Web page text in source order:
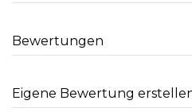
Bewertungen
Eigene Bewertung